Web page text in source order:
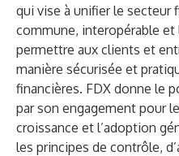
qui vise à unifier le secteur
commune, interopérable
permettre aux clients et
manière sécurisée et
financières. FDX donne le
par son engagement pour
croissance et l’adoption
les principes de contrôle,